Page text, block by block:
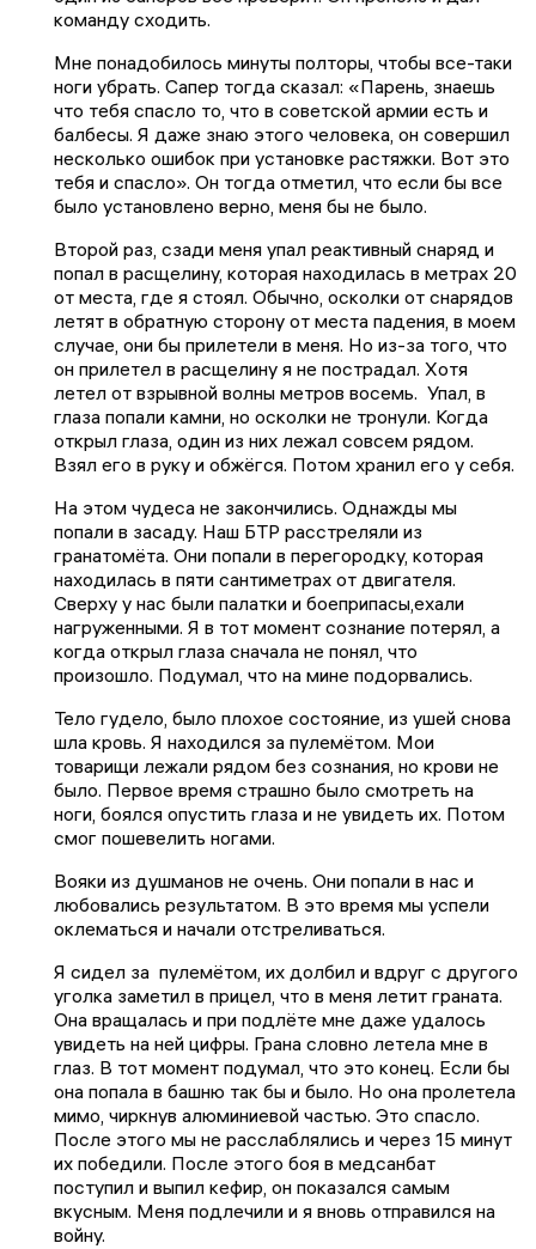
команду сходить.
Мне понадобилось минуты полторы, чтобы все-таки
ноги убрать. Сапер тогда сказал: «Парень, знаешь
что тебя спасло то, что в советской армии есть и
балбесы. Я даже знаю этого человека, он совершил
несколько ошибок при установке растяжки. Вот это
тебя и спасло». Он тогда отметил, что если бы все
было установлено верно, меня бы не было.
Второй раз, сзади меня упал реактивный снаряд и
попал в расщелину, которая находилась в метрах 20
от места, где я стоял. Обычно, осколки от снарядов
летят в обратную сторону от места падения, в моем
случае, они бы прилетели в меня. Но из-за того, что
он прилетел в расщелину я не пострадал. Хотя
летел от взрывной волны метров восемь. Упал, в
глаза попали камни, но осколки не тронули. Когда
открыл глаза, один из них лежал совсем рядом.
Взял его в руку и обжёгся. Потом хранил его у себя.
На этом чудеса не закончились. Однажды мы
попали в засаду. Наш БТР расстреляли из
гранатомёта. Они попали в перегородку, которая
находилась в пяти сантиметрах от двигателя.
Сверху у нас были палатки и боеприпасы,ехали
нагруженными. Я в тот момент сознание потерял, а
когда открыл глаза сначала не понял, что
произошло. Подумал, что на мине подорвались.
Тело гудело, было плохое состояние, из ушей снова
шла кровь. Я находился за пулемётом. Мои
товарищи лежали рядом без сознания, но крови не
было. Первое время страшно было смотреть на
ноги, боялся опустить глаза и не увидеть их. Потом
смог пошевелить ногами.
Вояки из душманов не очень. Они попали в нас и
любовались результатом. В это время мы успели
оклематься и начали отстреливаться.
Я сидел за пулемётом, их долбил и вдруг с другого
уголка заметил в прицел, что в меня летит граната.
Она вращалась и при подлёте мне даже удалось
увидеть на ней цифры. Грана словно летела мне в
глаз. В тот момент подумал, что это конец. Если бы
она попала в башню так бы и было. Но она пролетела
мимо, чиркнув алюминиевой частью. Это спасло.
После этого мы не расслаблялись и через 15 минут
их победили. После этого боя в медсанбат
поступил и выпил кефир, он показался самым
вкусным. Меня подлечили и я вновь отправился на
войну.